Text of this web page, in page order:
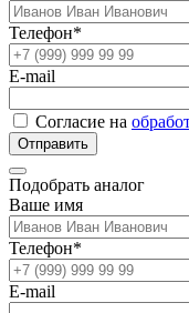
Телефон*
E-mail
Согласие на
Отправить
Подобрать аналог
Ваше имя
Телефон*
E-mail